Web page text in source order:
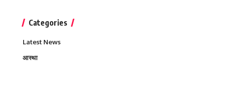
Categories
Latest News
आस्था